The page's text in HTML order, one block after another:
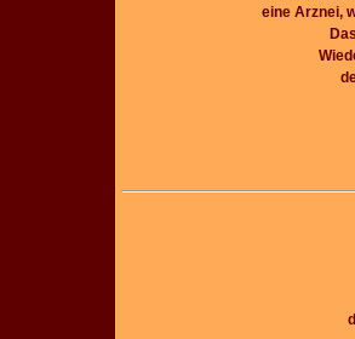
eine Arznei,